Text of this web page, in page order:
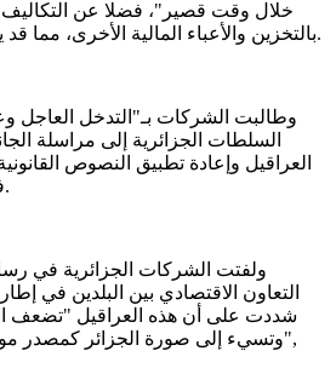
خلال وقت قصير"، فضلا عن التكاليف
بالتخزين والأعباء المالية الأخرى، مما قد يتسبب في خسائر جسيمة.
وطالبت الشركات بـ"التدخل العاجل
السلطات الجزائرية إلى مراسلة
العراقيل وإعادة تطبيق النصوص
في المنطقة الحرة بنواذيبو.
ولفتت الشركات الجزائرية في
التعاون الاقتصادي بين البلدين في
شددت على أن هذه العراقيل "تضعف
وتسيء إلى صورة الجزائر كمصدر موثوق في الأسواق الإقليمية",